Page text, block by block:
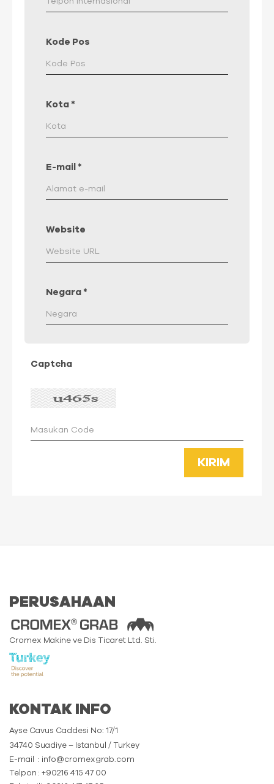
Kode Pos
Kota *
E-mail *
Website
Negara *
Captcha
KIRIM
PERUSAHAAN
Cromex Makine ve Dis Ticaret Ltd. Sti.
KONTAK INFO
Ayse Cavus Caddesi No: 17/1
34740 Suadiye – Istanbul / Turkey
E-mail
: info@cromexgrab.com
Telpon : +90216 415 47 00